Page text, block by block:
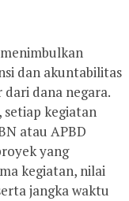
dan akuntabilitas
dana negara.
setiap kegiatan
atau APBD
yang
kegiatan, nilai
jangka waktu